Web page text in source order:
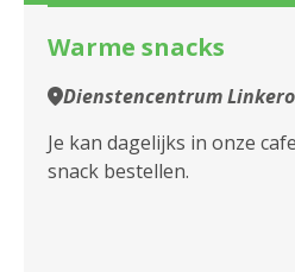
Warme snacks
Dienstencentrum
Je kan dagelijks in onze
snack bestellen.